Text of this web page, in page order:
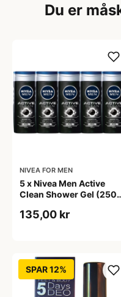
Du er
NIVEA FOR MEN
5 x Nivea Men Active
Clean Shower Gel (250
135,00 kr
SPAR 12%